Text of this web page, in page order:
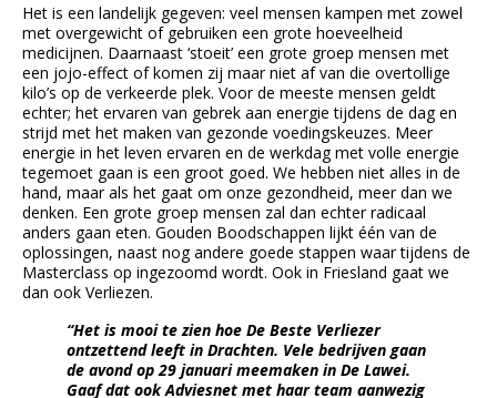
Het is een landelijk gegeven: veel mensen kampen met zowel
met overgewicht of gebruiken een grote hoeveelheid
medicijnen. Daarnaast ‘stoeit’ een grote groep mensen met
een jojo-effect of komen zij maar niet af van die overtollige
kilo’s op de verkeerde plek. Voor de meeste mensen geldt
echter; het ervaren van gebrek aan energie tijdens de dag en
strijd met het maken van gezonde voedingskeuzes. Meer
energie in het leven ervaren en de werkdag met volle energie
tegemoet gaan is een groot goed. We hebben niet alles in de
hand, maar als het gaat om onze gezondheid, meer dan we
denken. Een grote groep mensen zal dan echter radicaal
anders gaan eten. Gouden Boodschappen lijkt één van de
oplossingen, naast nog andere goede stappen waar tijdens de
Masterclass op ingezoomd wordt. Ook in Friesland gaat we
dan ook Verliezen.
“Het is mooi te zien hoe De Beste Verliezer
ontzettend leeft in Drachten. Vele bedrijven gaan
de avond op 29 januari meemaken in De Lawei.
Gaaf dat ook Adviesnet met haar team aanwezig